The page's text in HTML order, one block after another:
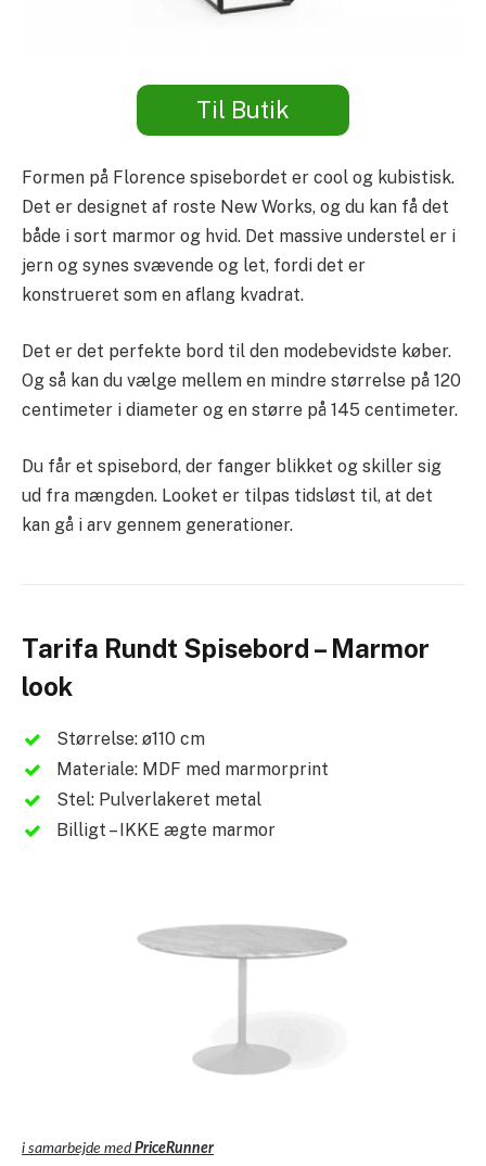
Til Butik
Formen på Florence spisebordet er cool og kubistisk.
Det er designet af roste New Works, og du kan få det
både i sort marmor og hvid. Det massive understel er i
jern og synes svævende og let, fordi det er
konstrueret som en aflang kvadrat.
Det er det perfekte bord til den modebevidste køber.
Og så kan du vælge mellem en mindre størrelse på 120
centimeter i diameter og en større på 145 centimeter.
Du får et spisebord, der fanger blikket og skiller sig
ud fra mængden. Looket er tilpas tidsløst til, at det
kan gå i arv gennem generationer.
Tarifa Rundt Spisebord – Marmor
look
Størrelse: ø110 cm
Materiale: MDF med marmorprint
Stel: Pulverlakeret metal
Billigt – IKKE ægte marmor
i samarbejde med PriceRunner